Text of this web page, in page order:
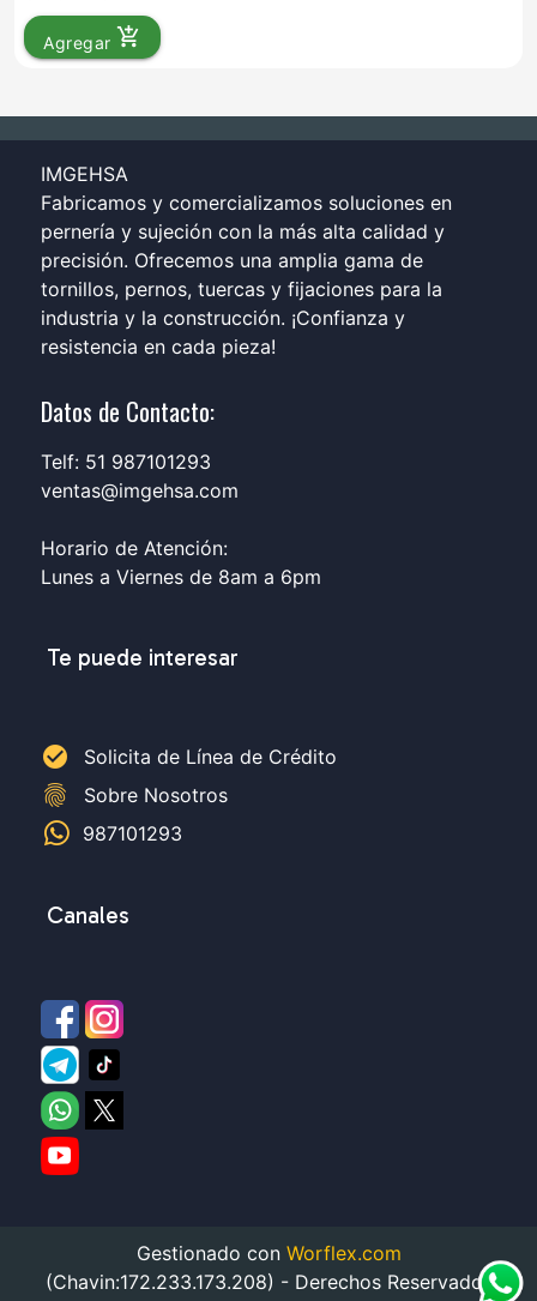
Agregar add_shopping_cart
IMGEHSA
Fabricamos y comercializamos soluciones en
pernería y sujeción con la más alta calidad y
precisión. Ofrecemos una amplia gama de
tornillos, pernos, tuercas y fijaciones para la
industria y la construcción. ¡Confianza y
resistencia en cada pieza!
Datos de Contacto:
Telf: 51 987101293
ventas@imgehsa.com
Horario de Atención:
Lunes a Viernes de 8am a 6pm
Te puede interesar
check_circle Solicita de Línea de Crédito
fingerprint
Sobre Nosotros
987101293
Canales
Gestionado con Worflex.com
(Chavin:172.233.173.208) - Derechos Reservados